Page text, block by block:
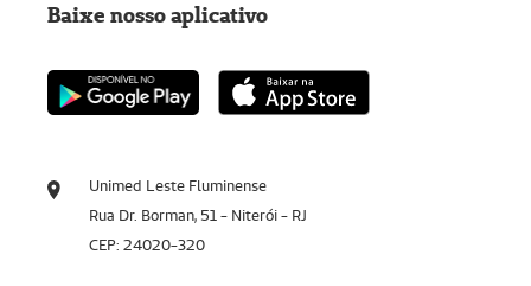
Unimed Leste Fluminense
Rua Dr. Borman, 51 - Niterói - RJ
CEP: 24020-320
Baixe nosso aplicativo